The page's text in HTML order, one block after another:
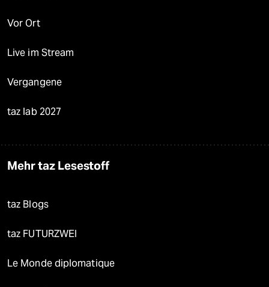
Vor Ort
Live im Stream
Vergangene
taz lab 2027
Mehr taz Lesestoff
taz Blogs
taz FUTURZWEI
Le Monde diplomatique